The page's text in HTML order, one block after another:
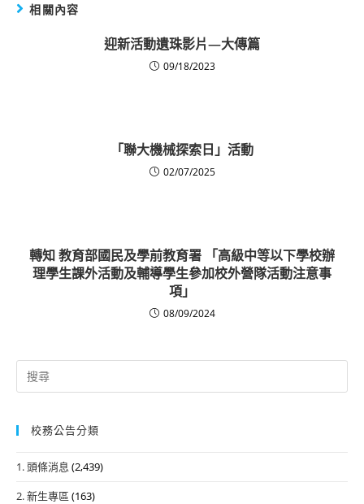
相關內容
迎新活動遺珠影片—大傳篇
09/18/2023
「聯大機械探索日」活動
02/07/2025
轉知 教育部國民及學前教育署 「高級中等以下學校辦
理學生課外活動及輔導學生參加校外營隊活動注意事
項」
08/09/2024
Search
for:
校務公告分類
1. 頭條消息 (2,439)
2. 新生專區 (163)